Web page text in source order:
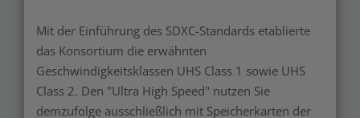
Mit der Einführung des SDXC-Standards etablierte
das Konsortium die erwähnten
Geschwindigkeitsklassen UHS Class 1 sowie UHS
Class 2. Den "Ultra High Speed" nutzen Sie
demzufolge ausschließlich mit Speicherkarten der